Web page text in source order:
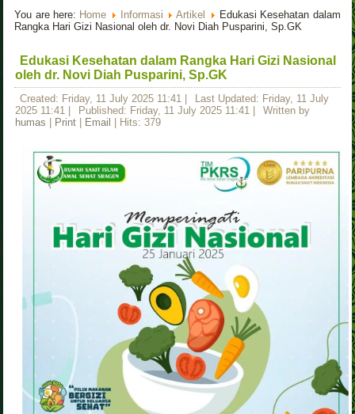
You are here: Home Informasi Artikel
Edukasi Kesehatan dalam
Rangka Hari Gizi Nasional oleh dr. Novi Diah Pusparini, Sp.GK
Edukasi Kesehatan dalam Rangka Hari Gizi Nasional
oleh dr. Novi Diah Pusparini, Sp.GK
Created: Friday, 11 July 2025 11:41 |
Last Updated: Friday, 11 July
2025 11:41 | Published: Friday, 11 July 2025 11:41 |
Written by
humas | Print | Email | Hits: 379